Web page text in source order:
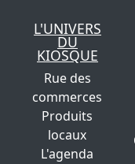
L'UNIVERS
DU
KIOSQUE
Rue des
commerces
Produits
locaux
L'agenda